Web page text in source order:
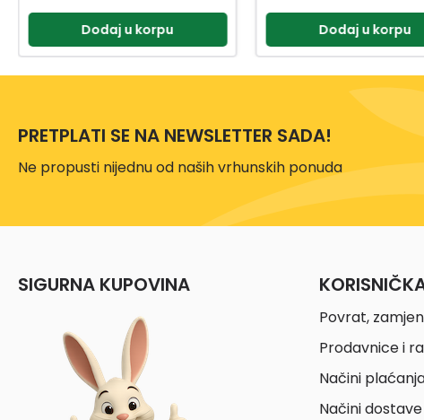
Dodaj u korpu Dodaj u korpu
PRETPLATI SE NA NEWSLETTER SADA!
Ne propusti nijednu od naših vrhunskih ponuda
SIGURNA KUPOVINA
Povrat,
Prodavnice i
Načini
Načini dostave